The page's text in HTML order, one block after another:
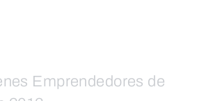
Emprendedores de